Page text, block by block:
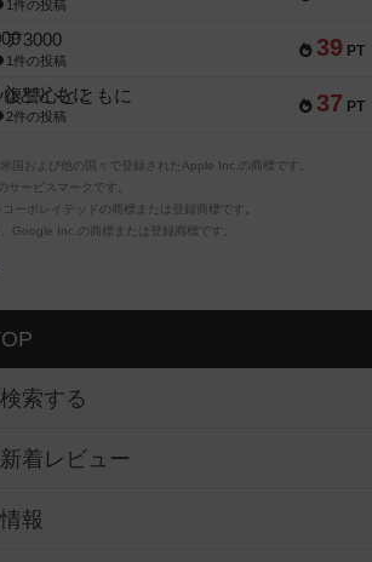
1件の投稿
39 PT
3000
1件の投稿
37 PT
讐心とともに
2件の投稿
国および他の国々で登録されたApple Inc.の商標です。
ービスマークです。
ーポレイテッドの商標または登録商標です。
Google Inc.の商標または登録商標です。
索する
着レビュー
報